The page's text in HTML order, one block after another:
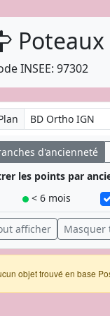
INSEE: 97302
d'ancienneté
les points par
< 6 mois
afficher Masquer
objet trouvé en base